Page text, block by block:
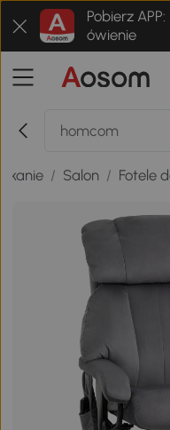
Pobierz
ówienie
/ Salon / Fotele